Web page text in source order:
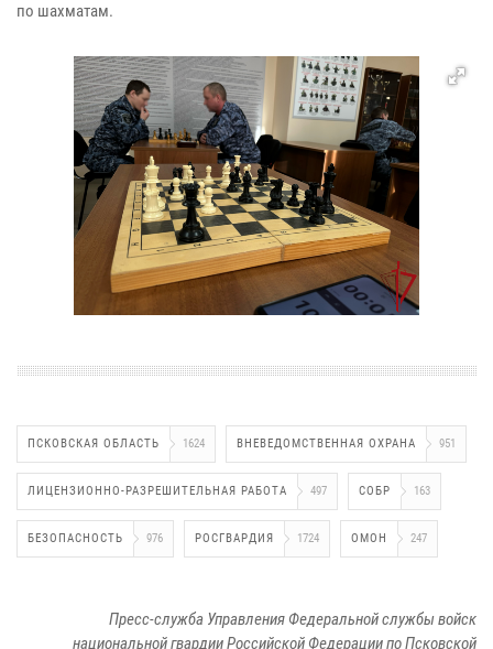
по шахматам.
ПСКОВСКАЯ ОБЛАСТЬ 1624 ВНЕВЕДОМСТВЕННАЯ ОХРАНА 951
ЛИЦЕНЗИОННО-РАЗРЕШИТЕЛЬНАЯ РАБОТА 497 СОБР 163
БЕЗОПАСНОСТЬ 976 РОСГВАРДИЯ 1724 ОМОН 247
Пресс-служба Управления Федеральной службы войск
национальной гвардии Российской Федерации по Псковской